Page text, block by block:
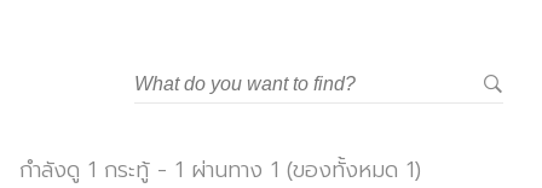
กำลังดู 1 กระทู้ - 1 ผ่านทาง 1 (ของทั้งหมด 1)